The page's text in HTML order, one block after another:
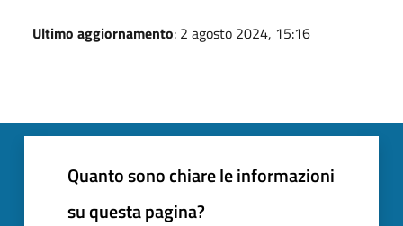
Ultimo aggiornamento: 2 agosto 2024, 15:16
Quanto sono chiare le informazioni
su questa pagina?